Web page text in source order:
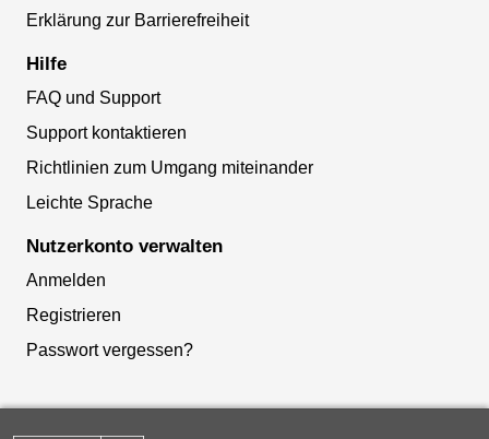
Erklärung zur Barrierefreiheit
Hilfe
FAQ und Support
Support kontaktieren
Richtlinien zum Umgang miteinander
Leichte Sprache
Nutzerkonto verwalten
Anmelden
Registrieren
Passwort vergessen?